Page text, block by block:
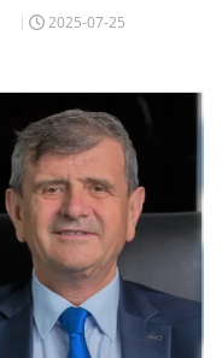
2025-07-25